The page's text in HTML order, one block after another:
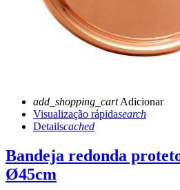
add_shopping_cartAdicionar
Visualização rápidasearch
Detailscached
Bandeja redonda
Ø45cm